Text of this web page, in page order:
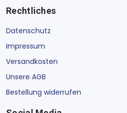
Rechtliches
Datenschutz
Impressum
Versandkosten
Unsere AGB
Bestellung widerrufen